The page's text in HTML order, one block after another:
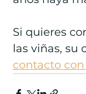
Si quieres
las viñas, su
contacto con